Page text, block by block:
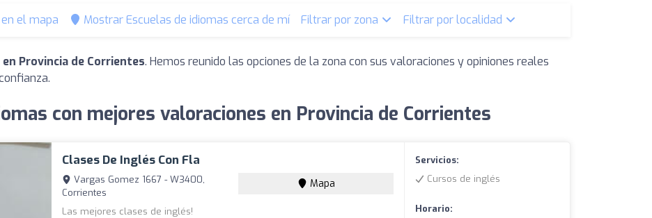
el mapa Mostrar Escuelas de idiomas cerca de mí Filtrar por zona Filtrar por localidad
Provincia de Corrientes. Hemos reunido las opciones de la zona con sus valoraciones y opiniones reales
con mejores valoraciones en Provincia de Corrientes
Clases De Inglés Con Fla
Vargas Gomez 1667 - W3400,
Corrientes
Mapa
Las mejores clases de inglés!
Servicios:
Cursos de inglés
Horario: